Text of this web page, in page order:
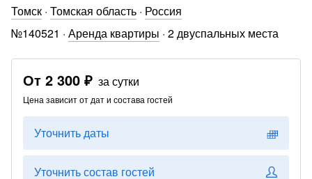
Томск · Томская область · Россия
№140521 · Аренда квартиры · 2 двуспальных места
От 2 300 ₽ за сутки
Цена зависит от дат и состава гостей
Уточнить даты
Уточнить состав гостей